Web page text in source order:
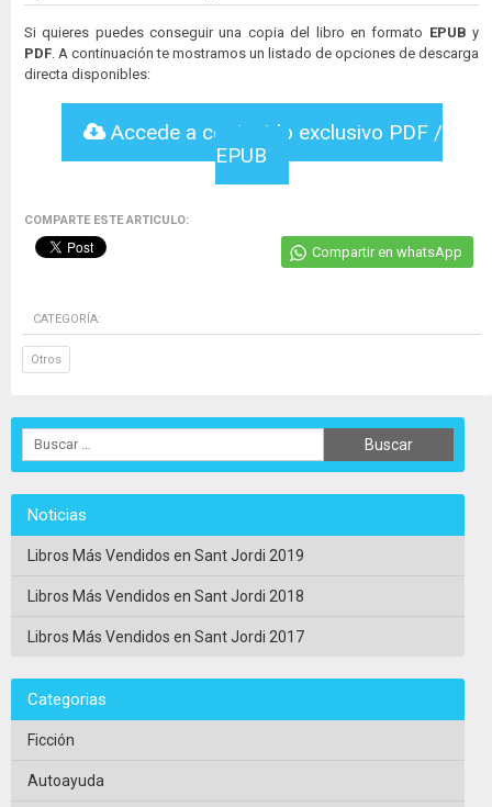
Si quieres puedes conseguir una copia del libro en formato EPUB y
PDF . A continuación te mostramos un listado de opciones de descarga
directa disponibles:
Accede a contenido exclusivo PDF /
EPUB
COMPARTE ESTE ARTICULO:
Compartir en whatsApp
CATEGORÍA:
Otros
Noticias
Libros Más Vendidos en Sant Jordi 2019
Libros Más Vendidos en Sant Jordi 2018
Libros Más Vendidos en Sant Jordi 2017
Categorias
Ficción
Autoayuda